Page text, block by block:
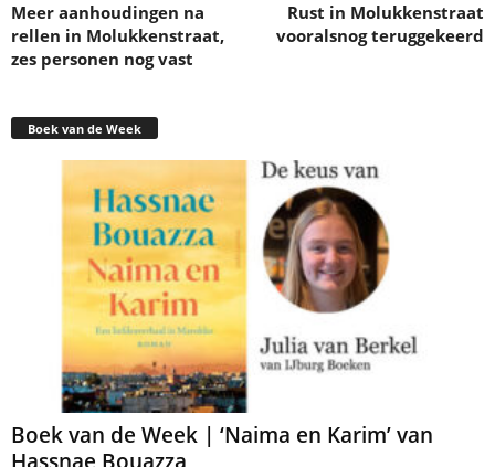
Meer aanhoudingen na
rellen in Molukkenstraat,
zes personen nog vast
Rust in Molukkenstraat
vooralsnog teruggekeerd
Boek van de Week
Boek van de Week | ‘Naima en Karim’ van
Hassnae Bouazza